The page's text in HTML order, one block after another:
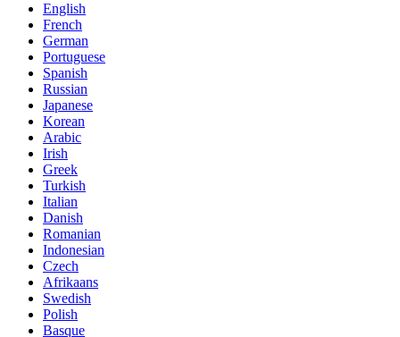
English
French
German
Portuguese
Spanish
Russian
Japanese
Korean
Arabic
Irish
Greek
Turkish
Italian
Danish
Romanian
Indonesian
Czech
Afrikaans
Swedish
Polish
Basque